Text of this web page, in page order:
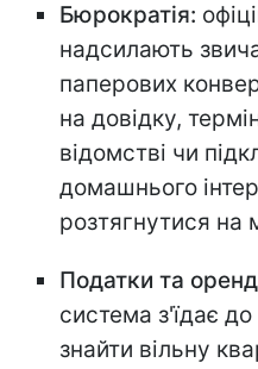
Бюрократія:
надсилають
паперових
на довідку,
відомстві чи
домашнього
розтягнутися на
Податки та
система з'їдає
знайти вільну